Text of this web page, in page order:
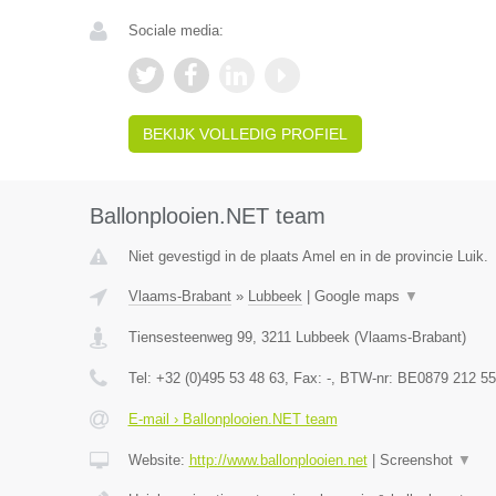
Sociale media:
BEKIJK VOLLEDIG PROFIEL
Ballonplooien.NET team
Niet gevestigd in de plaats Amel en in de provincie Luik.
Vlaams-Brabant» Lubbeek| Google maps ▼
Tiensesteenweg 99, 3211 Lubbeek(Vlaams-Brabant)
Tel: +32 (0)495 53 48 63, Fax: -, BTW-nr: BE0879 212
E-mail › Ballonplooien.NET team
Website: http://www.ballonplooien.net| Screenshot ▼